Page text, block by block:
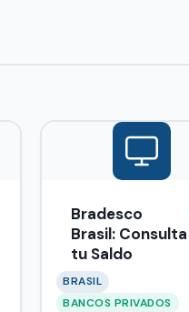
Bradesco
Brasil: Consulta
tu Saldo
BRASIL
BANCOS PRIVADOS